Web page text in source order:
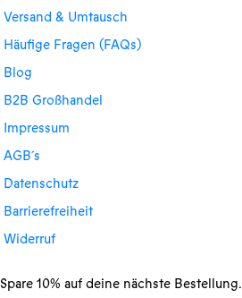
Versand & Umtausch
Häufige Fragen (FAQs)
Blog
B2B Großhandel
Impressum
AGB´s
Datenschutz
Barrierefreiheit
Widerruf
Spare 10% auf deine nächste Bestellung.